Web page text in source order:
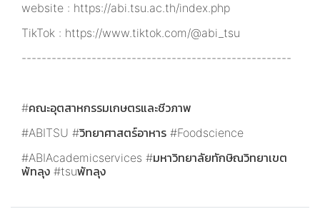
website : https://abi.tsu.ac.th/index.php
TikTok : https://www.tiktok.com/@abi_tsu
------------------------------------------------------
#คณะอุตสาหกรรมเกษตรและชีวภาพ
#ABITSU #วิทยาศาสตร์อาหาร #Foodscience
#ABIAcademicservices #มหาวิทยาลัยทักษิณวิทยาเขต
พัทลุง #tsuพัทลุง